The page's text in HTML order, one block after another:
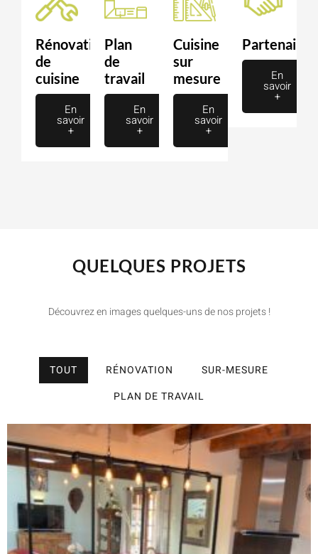
Rénovation
de
cuisine
En
savoir
+
Plan
de
travail
En
savoir
+
Cuisine
sur
mesure
En
savoir
+
Partenaire
En
savoir
+
QUELQUES PROJETS
Découvrez en images quelques-uns de nos projets !
TOUT RÉNOVATION
SUR-MESURE
PLAN DE TRAVAIL